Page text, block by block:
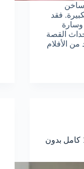
ساخن
فقد
وسارة
القصة
الأفلام
فيلم يوسف خليل مع هني الاسيوية +18 كامل بدون